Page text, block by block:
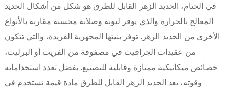
في الختام، الحديد الزهر القابل للطرق هو شكل من أشكال الحديد
المعالج بالحرارة والذي يوفر ليونة وصلابة محسنة مقارنة بالأنواع
الأخرى من الحديد الزهر. توفر بنيتها المجهرية الفريدة، والتي تتكون
من عقيدات الجرافيت في مصفوفة من الفريت أو البرليت،
خصائص ميكانيكية ممتازة وقابلية للتصنيع. بفضل تعدد استخداماته
وقوته، يعد الحديد الزهر القابل للطرق مادة قيمة تستخدم في